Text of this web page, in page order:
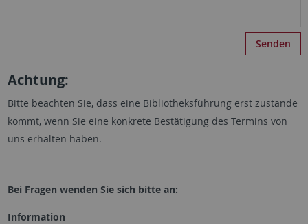
Achtung:
Bitte beachten Sie, dass eine Bibliotheksführung erst zustande
kommt, wenn Sie eine konkrete Bestätigung des Termins von
uns erhalten haben.
Bei Fragen wenden Sie sich bitte an:
Information